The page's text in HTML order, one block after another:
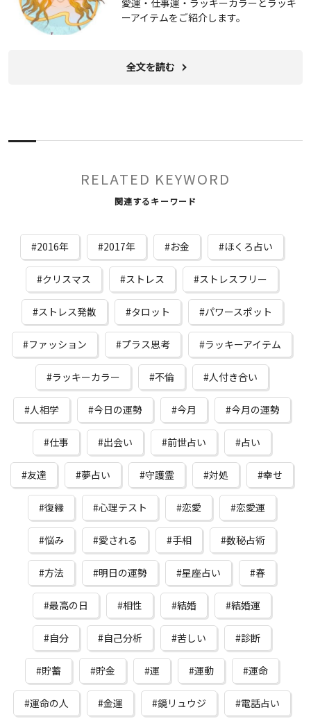
ーアイテムをご紹介します。
全文を読む
RELATED KEYWORD
関連するキーワード
2016年 2017年 お金 ほくろ占い
クリスマス ストレス ストレスフリー
ストレス発散 タロット パワースポット
ファッション プラス思考 ラッキーアイテム
ラッキーカラー 不倫 人付き合い
人相学 今日の運勢 今月 今月の運勢
仕事 出会い 前世占い 占い
友達 夢占い 守護霊 対処 幸せ
復縁 心理テスト 恋愛 恋愛運
悩み 愛される 手相 数秘占術
方法 明日の運勢 星座占い 春
最高の日 相性 結婚 結婚運
自分 自己分析 苦しい 診断
貯蓄 貯金 運 運動 運命
運命の人 金運 鏡リュウジ 電話占い